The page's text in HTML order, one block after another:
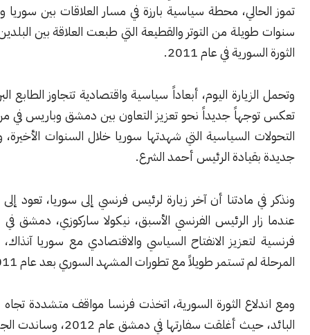
محطة سياسية بارزة في مسار العلاقات بين سوريا وفرنسا، بعد
من التوتر والقطيعة التي طبعت العلاقة بين البلدين منذ اندلاع
في عام 2011.
اليوم، أبعاداً سياسية واقتصادية تتجاوز الطابع البروتوكولي، إذ
جديداً نحو تعزيز التعاون بين دمشق وباريس في مرحلة ما بعد
السياسية التي شهدتها سوريا خلال السنوات الأخيرة، وبدء مرحلة
الرئيس أحمد الشرع.
ونذكر في مادتنا أن آخر زيارة لرئيس فرنسي إلى سوريا، تعود إلى عام 2008
الرئيس الفرنسي الأسبق، نيكولا ساركوزي، دمشق في إطار مساعٍ
الانفتاح السياسي والاقتصادي مع سوريا آنذاك، إلا أن تلك
تستمر طويلاً مع تطورات المشهد السوري بعد عام 2011.
الثورة السورية، اتخذت فرنسا مواقف متشددة تجاه نظام الأسد
البائد، حيث أغلقت سفارتها في دمشق عام 2012، وساندت الجهود الدولية